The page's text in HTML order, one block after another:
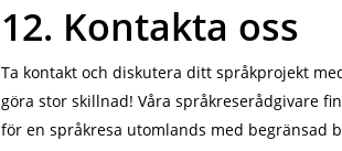
12. Kontakta oss
Ta kontakt och diskutera ditt språkprojekt
göra stor skillnad! Våra språkreserådgivare
för en språkresa utomlands med begränsad